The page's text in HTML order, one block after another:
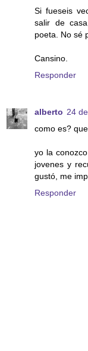
Si fueseis
salir de
poeta. No sé
Cansino.
Responder
alberto 24
como es?
yo la
jovenes y
gustó, me
Responder